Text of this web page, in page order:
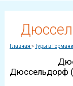
Главная »Туры в
Дюссельдорф